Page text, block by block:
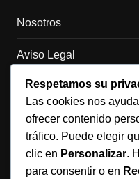
Nosotros
Aviso Legal
Política de Cookies
Política de Privacidad
Contacto
Respetamos su
Las cookies nos
ofrecer contenido
tráfico. Puede elegir
clic en Personalizar.
para consentir o en